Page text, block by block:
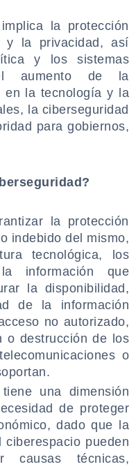
la protección
y la privacidad, así
y los sistemas
el aumento de la
en la tecnología y la
la ciberseguridad
para gobiernos,
la protección
indebido del mismo,
tecnológica, los
información que
la disponibilidad,
de la información
no autorizado,
o destrucción de los
o
una dimensión
de proteger
dado que la
pueden
causas técnicas,